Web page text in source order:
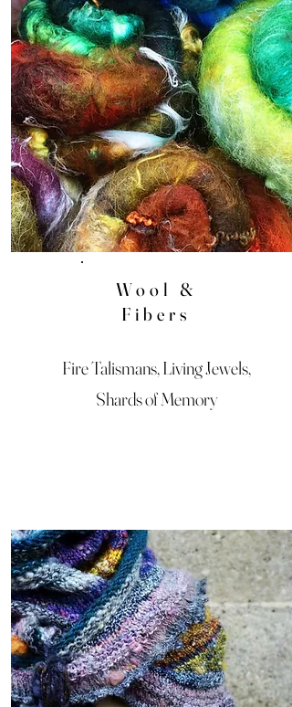
Wool &
Fibers
Fire Talismans, Living Jewels,
Shards of Memory